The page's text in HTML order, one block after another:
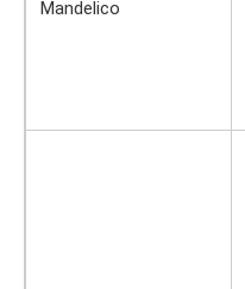
Mandelico